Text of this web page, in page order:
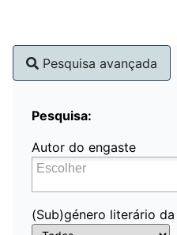
Pesquisa avançada
Pesquisa:
Autor do engaste
(Sub)género literário